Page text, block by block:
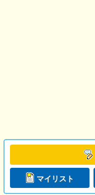
マイリスト